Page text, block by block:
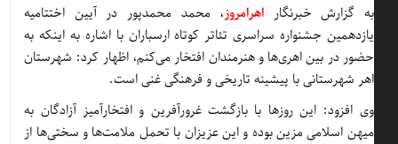
به گزارش خبرنگاراهرامروز، محمد محمدپور در آیین اختتامیه
یازدهمین جشنواره سراسری تئاتر کوتاه ارسباران با اشاره به اینکه به
حضور در بین اهری‌ها و هنرمندان افتخار می‌کنم، اظهار کرد: شهرستان
اهر شهرستانی با پیشینه تاریخی و فرهنگی غنی است.
وی افزود: این روزها با بازگشت غرورآفرین و افتخارآمیز آزادگان به
میهن اسلامی مزین بوده و این عزیزان با تحمل ملامت‌ها و سختی‌ها از